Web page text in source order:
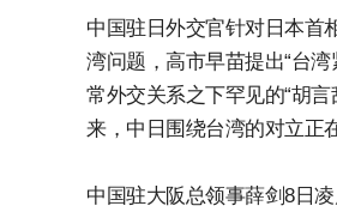
中国驻日外交官针对日本首
湾问题，高市早苗提出“台
常外交关系之下罕见的“胡
来，中日围绕台湾的对立正
中国驻大阪总领事薛剑8日